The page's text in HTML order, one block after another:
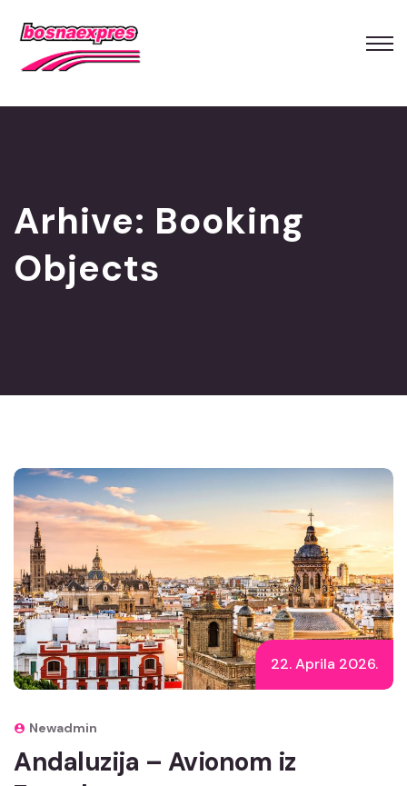
Arhive: Booking
Objects
22. Aprila 2026.
Newadmin
Andaluzija – Avionom iz